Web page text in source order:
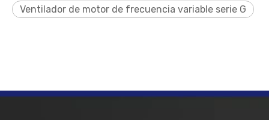
Ventilador de motor de frecuencia variable serie G